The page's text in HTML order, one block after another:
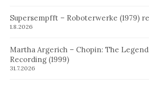
Supersempfft – Roboterwerke (1979)
1.8.2026
Martha Argerich – Chopin: The
Recording (1999)
31.7.2026